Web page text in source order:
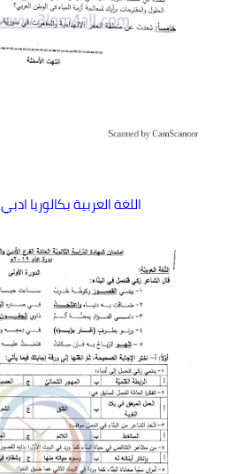
اللغة العربية بكالوريا ادبي 2019 دورة 1